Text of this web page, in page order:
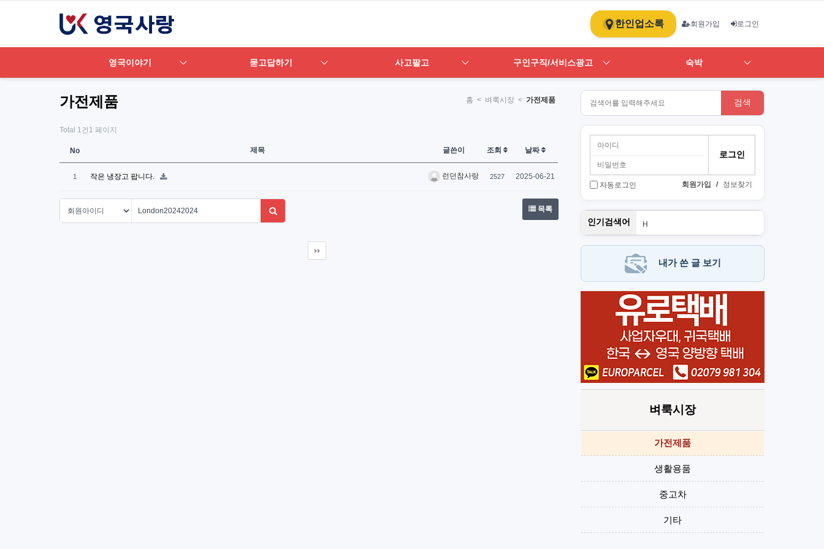
한인업소록 회원가입 로그인
영국이야기 묻고답하기 사고팔고 구인구직/서비스광고 숙박
가전제품 홈 < 벼룩시장 < 가전제품
Total 1건 1 페이지
No 제목 글쓴이 조회 날짜
1 작은 냉장고 팝니다. 런던참사랑 2527 2025-06-21
목록
검색
자동로그인 회원가입 / 정보찾기
인기검색어
H
1
PT
Art
내가 쓴 글 보기
벼룩시장
가전제품
생활용품
중고차
기타